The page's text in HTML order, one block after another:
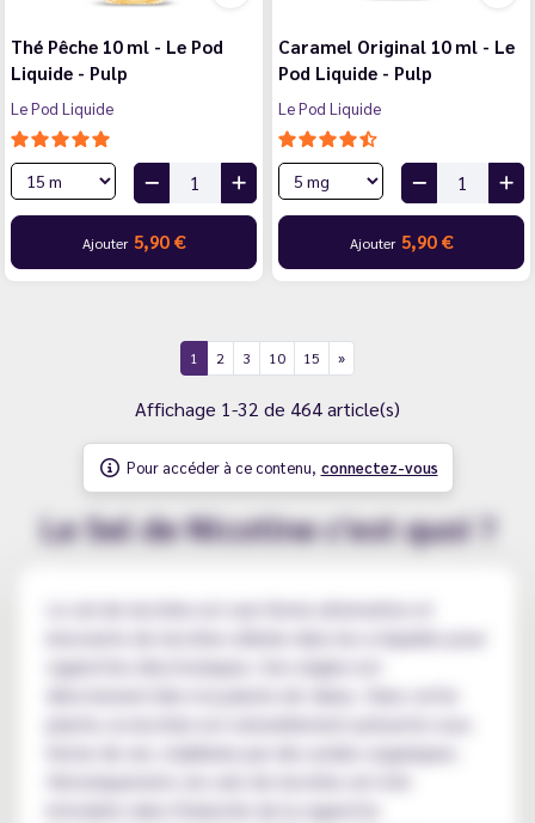
Thé Pêche 10 ml - Le Pod
Liquide - Pulp
Le Pod Liquide
Ajouter 5,90 €
Caramel Original 10 ml - Le
Pod Liquide - Pulp
Le Pod Liquide
Ajouter 5,90 €
1 2 3 10 15
Affichage 1-32 de 464 article(s)
Pour accéder à ce contenu, connectez-vous
Le Sel de Nicotine c'est quoi ?
Le sel de nicotine est une forme alternative et
innovante de nicotine utilisée dans les e-liquides pour
cigarettes électroniques. Son origine est
directement liée à la plante de tabac. Dans cette
forme de sel, stabilisée par des acides organiques.
Historiquement, les sels de nicotine ont été
introduits dans l'industrie de la cigarette